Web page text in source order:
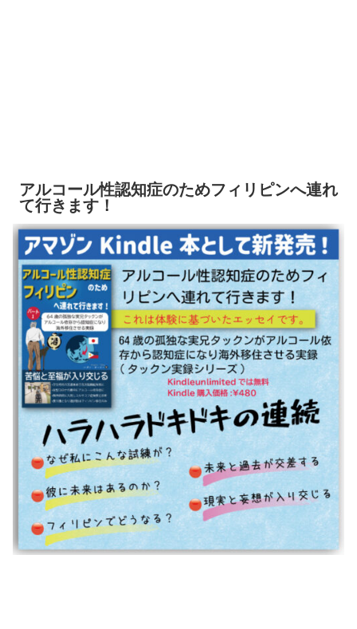
アルコール性認知症のためフィリピンへ連れ
て行きます！